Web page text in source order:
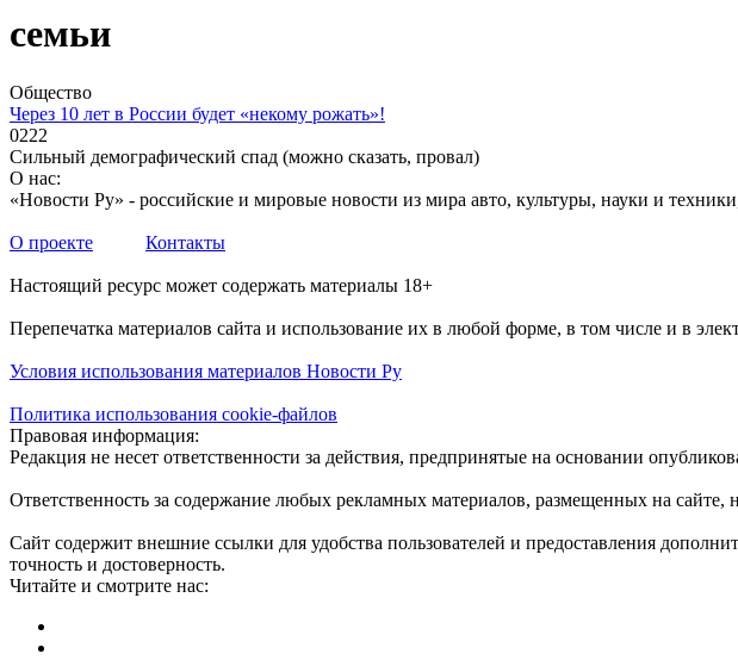
семьи
Общество
Через 10 лет в России будет «некому рожать»!
0222
Сильный демографический спад (можно сказать, провал)
О нас:
«Новости Ру» - российские и мировые новости из мира авто, культуры, науки и
О проекте Контакты
Настоящий ресурс может содержать материалы 18+
Перепечатка материалов сайта и использование их в любой форме, в том числе и в
Условия использования материалов Новости Ру
Политика использования cookie-файлов
Правовая информация:
Редакция не несет ответственности за действия, предпринятые на основании
Ответственность за содержание любых рекламных материалов, размещенных на сайте,
Сайт содержит внешние ссылки для удобства пользователей и предоставления
точность и достоверность.
Читайте и смотрите нас: